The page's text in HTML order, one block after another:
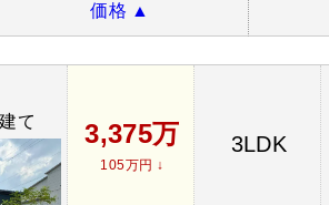
価格 ▲
て 3,375万
105万円 ↓
3LDK